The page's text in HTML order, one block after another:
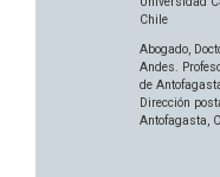
Chile
Abogado,
Andes.
de
Dirección
Antofagasta,